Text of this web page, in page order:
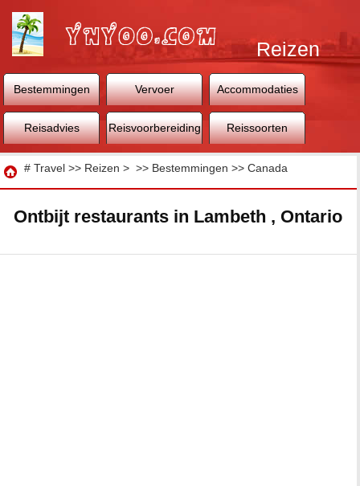
Reizen
Bestemmingen Vervoer Accommodaties
Reisadvies Reisvoorbereiding Reissoorten
Reizen
# Travel >> Reizen > >> Bestemmingen >> Canada
Ontbijt restaurants in Lambeth , Ontario